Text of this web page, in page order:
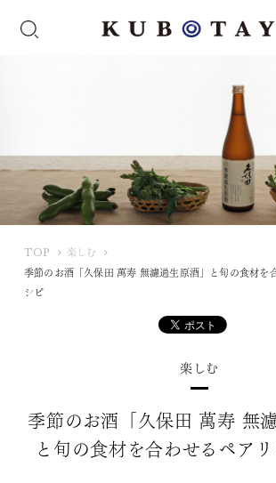
TOP
U
楽しむ
季節のお酒「久保田 萬寿 無濾過生原酒」と旬の食材を
シピ
楽しむ
季節のお酒「久保田 萬寿 無
と旬の食材を合わせるペア